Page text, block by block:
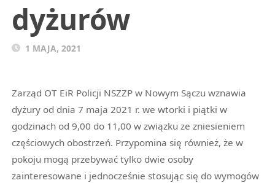
dyżurów
1 MAJA, 2021
Zarząd OT EiR Policji NSZZP w Nowym Sączu wznawia
dyżury od dnia 7 maja 2021 r. we wtorki i piątki w
godzinach od 9,00 do 11,00 w związku ze zniesieniem
częściowych obostrzeń. Przypomina się również, że w
pokoju mogą przebywać tylko dwie osoby
zainteresowane i jednocześnie stosując się do wymogów